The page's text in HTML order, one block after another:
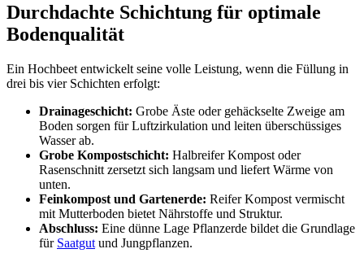
Durchdachte Schichtung für optimale
Bodenqualität
Ein Hochbeet entwickelt seine volle Leistung, wenn die Füllung in
drei bis vier Schichten erfolgt:
Drainageschicht: Grobe Äste oder gehäckselte Zweige am
Boden sorgen für Luftzirkulation und leiten überschüssiges
Wasser ab.
Grobe Kompost­schicht: Halbreifer Kompost oder
Rasenschnitt zersetzt sich langsam und liefert Wärme von
unten.
Fein­kompost und Gartenerde: Reifer Kompost vermischt
mit Mutterboden bietet Nährstoffe und Struktur.
Abschluss: Eine dünne Lage Pflanzerde bildet die Grundlage
für Saatgut und Jungpflanzen.